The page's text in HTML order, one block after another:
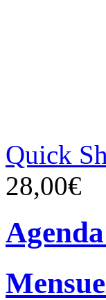
Quick
28,00€